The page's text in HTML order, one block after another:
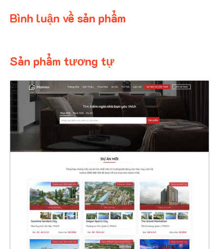
Bình luận về sản phẩm
Sản phẩm tương tự
4675
CHI TIẾT